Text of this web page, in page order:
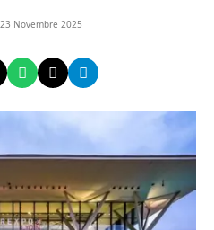
23 Novembre 2025